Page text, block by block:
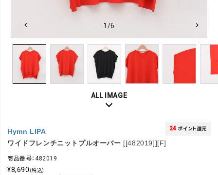
1/6
ALL IMAGE
Hymn LIPA
ワイドフレンチニットプルオーバー [[482019]][F]
24 ポイント還元
商品番号：482019
¥8,690 (税込)